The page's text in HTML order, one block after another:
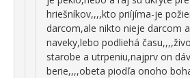
hriešníkov,,,,kto priíjíma-je
darcom,ale nikto nieje darcom
naveky,lebo podliehá
starobe a utrpeniu,najprv on
berie,,,,obeta piodľa onoho